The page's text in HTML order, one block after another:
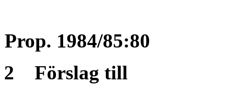
Prop. 1984/85:80
2 Förslag till